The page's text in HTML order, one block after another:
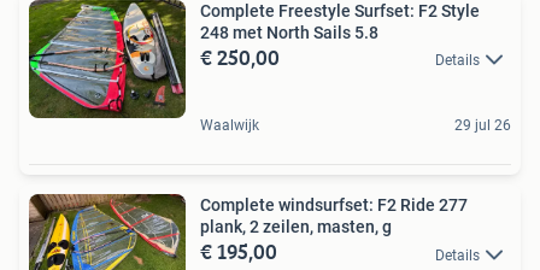
Complete Freestyle Surfset: F2 Style
248 met North Sails 5.8
€ 250,00 Details
Waalwijk 29 jul 26
Complete windsurfset: F2 Ride 277
plank, 2 zeilen, masten, g
€ 195,00 Details